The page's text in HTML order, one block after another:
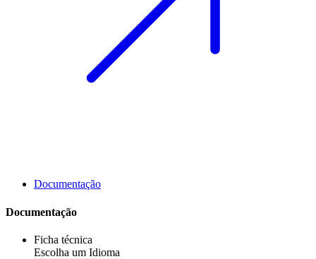
Documentação
Documentação
Ficha técnica
Escolha um Idioma